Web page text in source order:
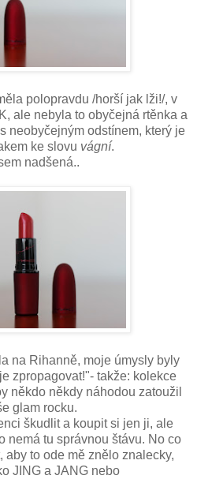
polopravdu /horší jak lži!/, v
ale nebyla to obyčejná rtěnka a
neobyčejným odstínem, který je
ke slovu vágní.
nadšená..
na Rihanně, moje úmysly byly
zpropagovat!"- takže: kolekce
někdo někdy náhodou zatoužil
glam rocku.
škudlit a koupit si jen ji, ale
nemá tu správnou štávu. No co
aby to ode mě znělo znalecky,
JING a JANG nebo